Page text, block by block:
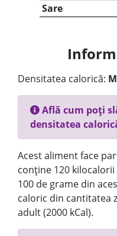
Sare
Densitatea calorică:
Află cum poți
densitatea
Acest aliment face
conține 120
100 de grame din
caloric din cantitatea
adult (2000 kCal).